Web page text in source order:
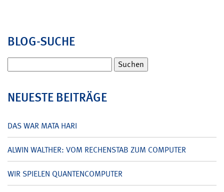
BLOG-SUCHE
nach:
NEUESTE BEITRÄGE
DAS WAR MATA HARI
ALWIN WALTHER: VOM RECHENSTAB ZUM COMPUTER
WIR SPIELEN QUANTENCOMPUTER